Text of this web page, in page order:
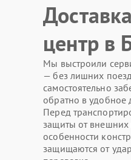
центр в
Мы выстроили
— без лишних
самостоятельно
обратно в удобное
Перед
защиты от внешних
особенности
защищаются от